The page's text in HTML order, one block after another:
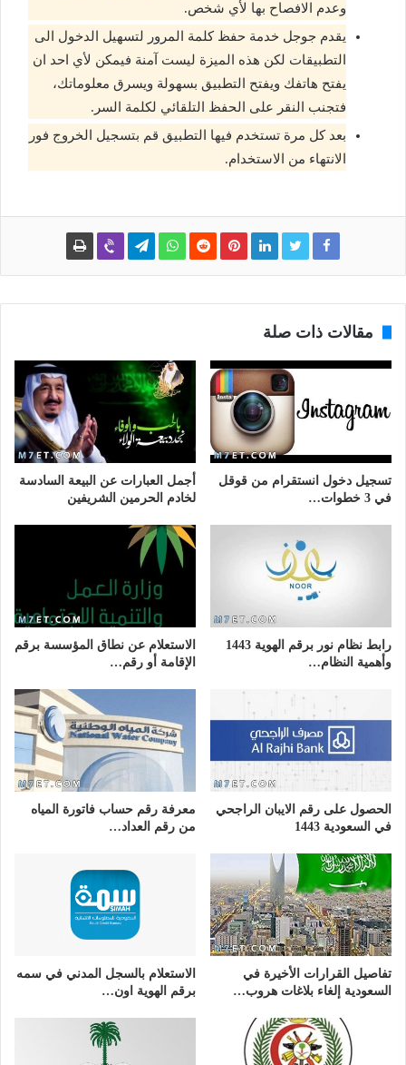
وعدم الافصاح بها لأي شخص.
يقدم جوجل خدمة حفظ كلمة المرور لتسهيل الدخول الى
التطبيقات لكن هذه الميزة ليست آمنة فيمكن لأي احد ان
يفتح هاتفك ويفتح التطبيق بسهولة ويسرق معلوماتك،
فتجنب النقر على الحفظ التلقائي لكلمة السر.
بعد كل مرة تستخدم فيها التطبيق قم بتسجيل الخروج فور
الانتهاء من الاستخدام.
مقالات ذات صلة
تسجيل دخول انستقرام من قوقل
في 3 خطوات…
أجمل العبارات عن البيعة السادسة
لخادم الحرمين الشريفين
رابط نظام نور برقم الهوية 1443
وأهمية النظام…
الاستعلام عن نطاق المؤسسة برقم
الإقامة أو رقم…
الحصول على رقم الايبان الراجحي
في السعودية 1443
معرفة رقم حساب فاتورة المياه
من رقم العداد…
تفاصيل القرارات الأخيرة في
السعودية إلغاء بلاغات هروب…
الاستعلام بالسجل المدني في سمه
برقم الهوية اون…